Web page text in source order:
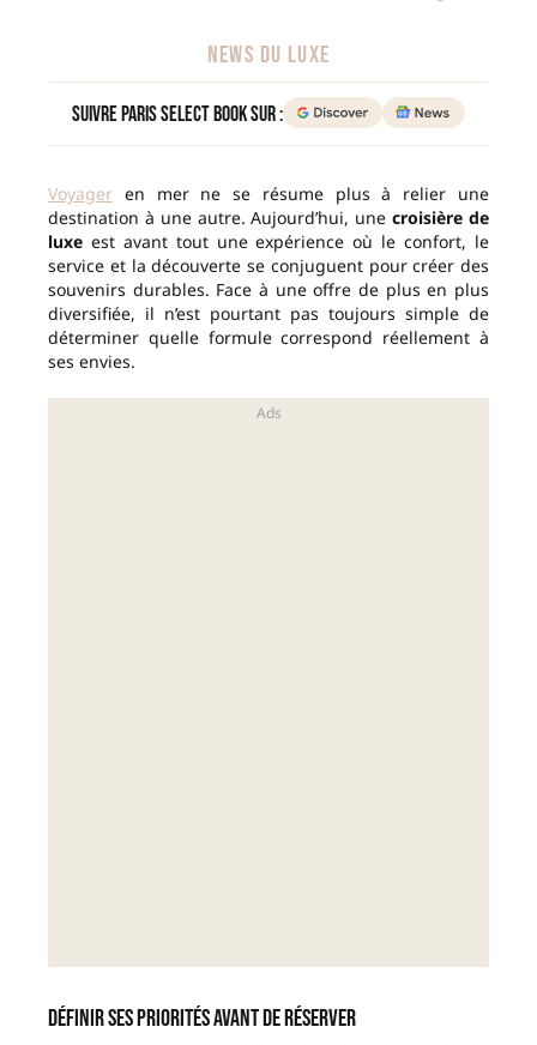
NEWS DU LUXE
Suivre Paris Select Book sur :
Voyager en mer ne se résume plus à relier une
destination à une autre. Aujourd’hui, unecroisière de
luxe est avant tout une expérience où le confort, le
service et la découverte se conjuguent pour créer des
souvenirs durables. Face à une offre de plus en plus
diversifiée, il n’est pourtant pas toujours simple de
déterminer quelle formule correspond réellement à
ses envies.
Définir ses priorités avant de réserver